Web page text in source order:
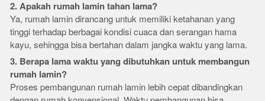
2. Apakah rumah lamin tahan lama?
Ya, rumah lamin dirancang untuk memiliki ketahanan yang
tinggi terhadap berbagai kondisi cuaca dan serangan hama
kayu, sehingga bisa bertahan dalam jangka waktu yang lama.
3. Berapa lama waktu yang dibutuhkan untuk membangun
rumah lamin?
Proses pembangunan rumah lamin lebih cepat dibandingkan